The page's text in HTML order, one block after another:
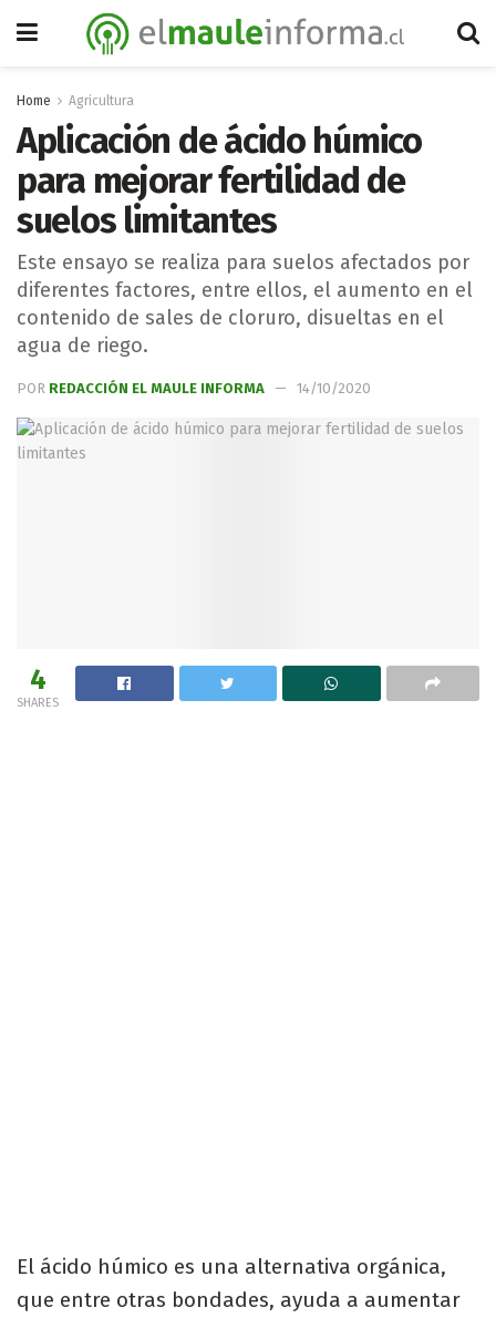
Home Agricultura
Aplicación de ácido húmico
para mejorar fertilidad de
suelos limitantes
Este ensayo se realiza para suelos afectados por
diferentes factores, entre ellos, el aumento en el
contenido de sales de cloruro, disueltas en el
agua de riego.
POR REDACCIÓN EL MAULE INFORMA 14/10/2020
4
SHARES
El ácido húmico es una alternativa orgánica,
que entre otras bondades, ayuda a aumentar